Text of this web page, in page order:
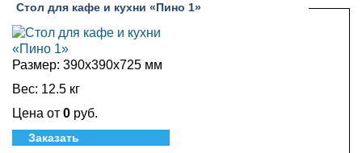
Стол для кафе и кухни «Пино 1»
Размер: 390х390х725 мм
Вес: 12.5 кг
Цена от 0 руб.
Заказать